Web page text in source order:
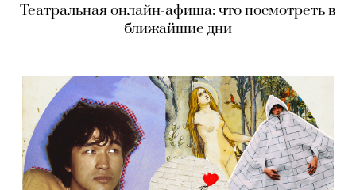
Театральная онлайн-афиша: что посмотреть в
ближайшие дни